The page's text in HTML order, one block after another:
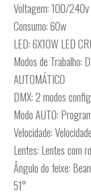
Voltagem: 100/
Consumo: 60w
LED: 6X10W LED
Modos de Trabalho:
AUTOMÁTICO
DMX: 2 modos
Modo AUTO:
Velocidade:
Lentes: Lentes com
Ângulo do feixe:
51°